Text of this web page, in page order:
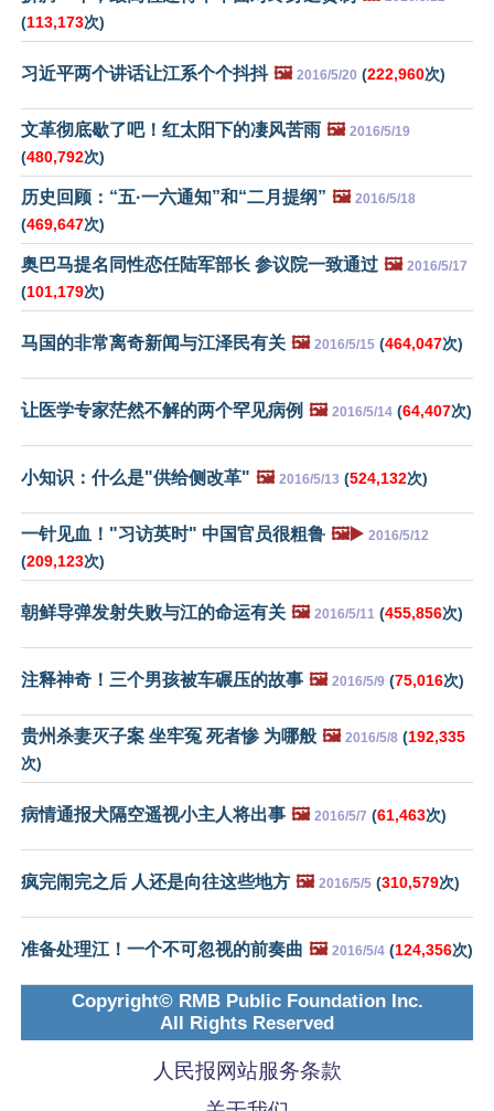
(113,173次)
习近平两个讲话让江系个个抖抖 🖼️ 2016/5/20 (222,960次)
文革彻底歇了吧！红太阳下的凄风苦雨 🖼️ 2016/5/19
(480,792次)
历史回顾：“五·一六通知”和“二月提纲” 🖼️ 2016/5/18
(469,647次)
奥巴马提名同性恋任陆军部长 参议院一致通过 🖼️ 2016/5/17
(101,179次)
马国的非常离奇新闻与江泽民有关 🖼️ 2016/5/15 (464,047次)
让医学专家茫然不解的两个罕见病例 🖼️ 2016/5/14 (64,407次)
小知识：什么是"供给侧改革" 🖼️ 2016/5/13 (524,132次)
一针见血！"习访英时" 中国官员很粗鲁 🖼️▶️ 2016/5/12
(209,123次)
朝鲜导弹发射失败与江的命运有关 🖼️ 2016/5/11 (455,856次)
注释神奇！三个男孩被车碾压的故事 🖼️ 2016/5/9 (75,016次)
贵州杀妻灭子案 坐牢冤 死者惨 为哪般 🖼️ 2016/5/8 (192,335
次)
病情通报犬隔空遥视小主人将出事 🖼️ 2016/5/7 (61,463次)
疯完闹完之后 人还是向往这些地方 🖼️ 2016/5/5 (310,579次)
准备处理江！一个不可忽视的前奏曲 🖼️ 2016/5/4 (124,356次)
Copyright© RMB Public Foundation Inc.
All Rights Reserved
人民报网站服务条款